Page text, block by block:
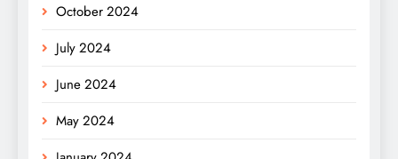
October 2024
July 2024
June 2024
May 2024